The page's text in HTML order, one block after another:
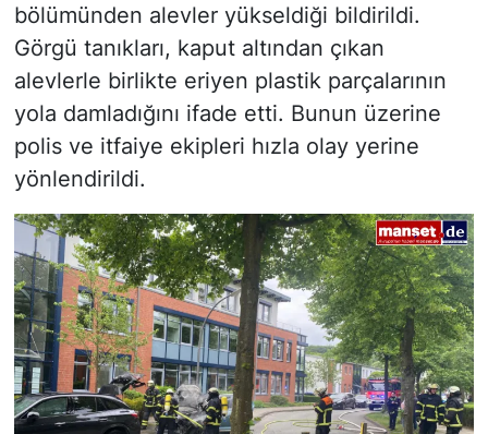
bölümünden alevler yükseldiği bildirildi.
Görgü tanıkları, kaput altından çıkan
alevlerle birlikte eriyen plastik parçalarının
yola damladığını ifade etti. Bunun üzerine
polis ve itfaiye ekipleri hızla olay yerine
yönlendirildi.